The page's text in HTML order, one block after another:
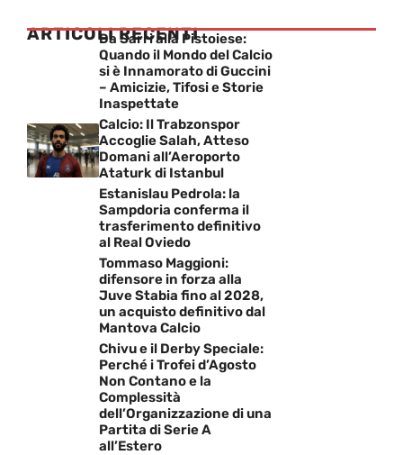
ARTICOLI RECENTI
Da Sarri alla Pistoiese:
Quando il Mondo del Calcio
si è Innamorato di Guccini
– Amicizie, Tifosi e Storie
Inaspettate
Calcio: Il Trabzonspor
Accoglie Salah, Atteso
Domani all’Aeroporto
Ataturk di Istanbul
Estanislau Pedrola: la
Sampdoria conferma il
trasferimento definitivo
al Real Oviedo
Tommaso Maggioni:
difensore in forza alla
Juve Stabia fino al 2028,
un acquisto definitivo dal
Mantova Calcio
Chivu e il Derby Speciale:
Perché i Trofei d’Agosto
Non Contano e la
Complessità
dell’Organizzazione di una
Partita di Serie A
all’Estero